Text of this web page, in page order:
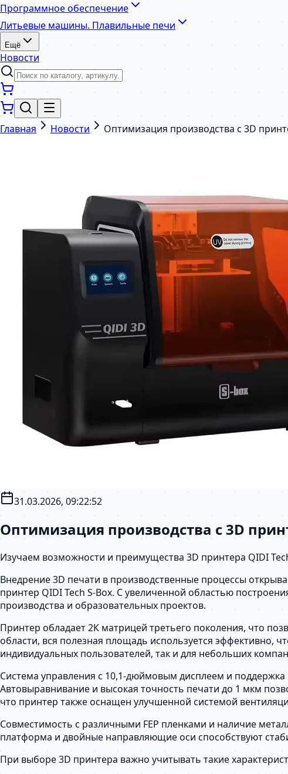
Программное обеспечение
Литьевые машины. Плавильные печи
Ещё
Новости
Главная Новости Оптимизация производства с 3D
31.03.2026, 09:22:52
Оптимизация производства с 3D
Изучаем возможности и преимущества 3D принтера QIDI
Внедрение 3D печати в производственные процессы
принтер QIDI Tech S-Box. С увеличенной областью
производства и образовательных проектов.
Принтер обладает 2К матрицей третьего поколения, что
области, вся полезная площадь используется эффективно,
индивидуальных пользователей, так и для небольших
Система управления с 10,1-дюймовым дисплеем и
Автовыравнивание и высокая точность печати до 1 мкм
что принтер также оснащен улучшенной системой
Совместимость с различными FEP пленками и наличие
платформа и двойные направляющие оси способствуют
При выборе 3D принтера важно учитывать такие